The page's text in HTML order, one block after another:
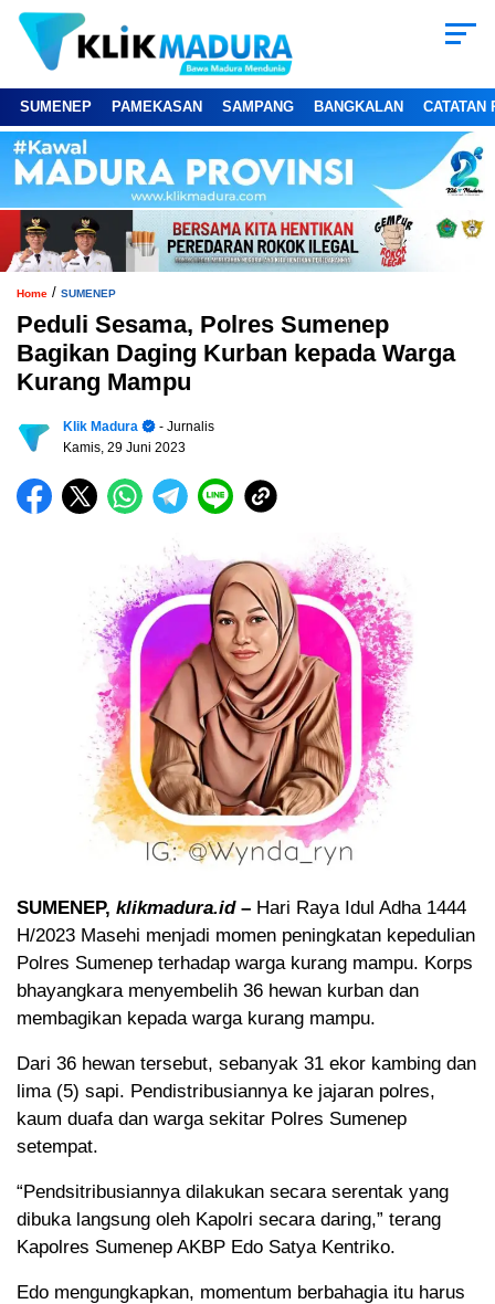
SUMENEP PAMEKASAN SAMPANG BANGKALAN CATATAN
Home / SUMENEP
Peduli Sesama, Polres Sumenep
Bagikan Daging Kurban kepada Warga
Kurang Mampu
Klik Madura
- Jurnalis
Kamis, 29 Juni 2023
SUMENEP, klikmadura.id– Hari Raya Idul Adha 1444
H/2023 Masehi menjadi momen peningkatan kepedulian
Polres Sumenep terhadap warga kurang mampu. Korps
bhayangkara menyembelih 36 hewan kurban dan
membagikan kepada warga kurang mampu.
Dari 36 hewan tersebut, sebanyak 31 ekor kambing dan
lima (5) sapi. Pendistribusiannya ke jajaran polres,
kaum duafa dan warga sekitar Polres Sumenep
setempat.
“Pendsitribusiannya dilakukan secara serentak yang
dibuka langsung oleh Kapolri secara daring,” terang
Kapolres Sumenep AKBP Edo Satya Kentriko.
Edo mengungkapkan, momentum berbahagia itu harus